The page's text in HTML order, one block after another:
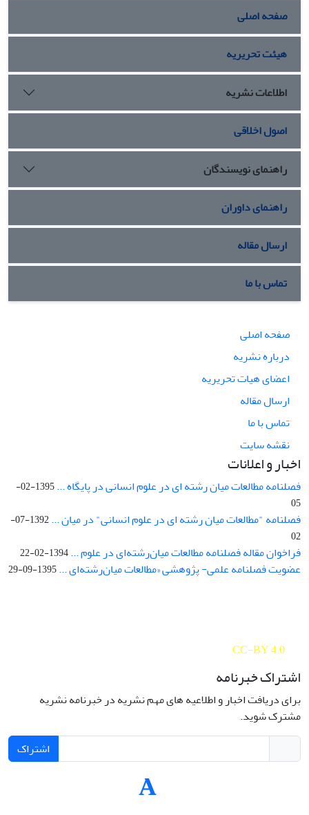
صفحه اصلی
هیئت تحریریه
اطلاعات نشریه
اصول اخلاقی
راهنمای نویسندگان
راهنمای داوران
ارسال مقاله
تماس با ما
صفحه اصلی
درباره نشریه
اعضای هیات تحریریه
ارسال مقاله
تماس با ما
نقشه سایت
اخبار و اعلانات
فصلنامه مطالعات میان رشته ای در علوم انسانی در پایگاه ...
1395-02-
05
فصلنامه "مطالعات میان رشته ای در علوم انسانی" در میان ...
1392-07-
02
فراخوان مقاله فصلنامه مطالعات میان‌رشته‌ای در علوم ...1394-02-22
عضویت فصلنامه علمی- پژوهشی «مطالعات میان‌رشته‌ای ...1395-09-29
CC-BY 4.0
اشتراک خبرنامه
برای دریافت اخبار و اطلاعیه های مهم نشریه در خبرنامه نشریه
مشترک شوید.
اشتراک